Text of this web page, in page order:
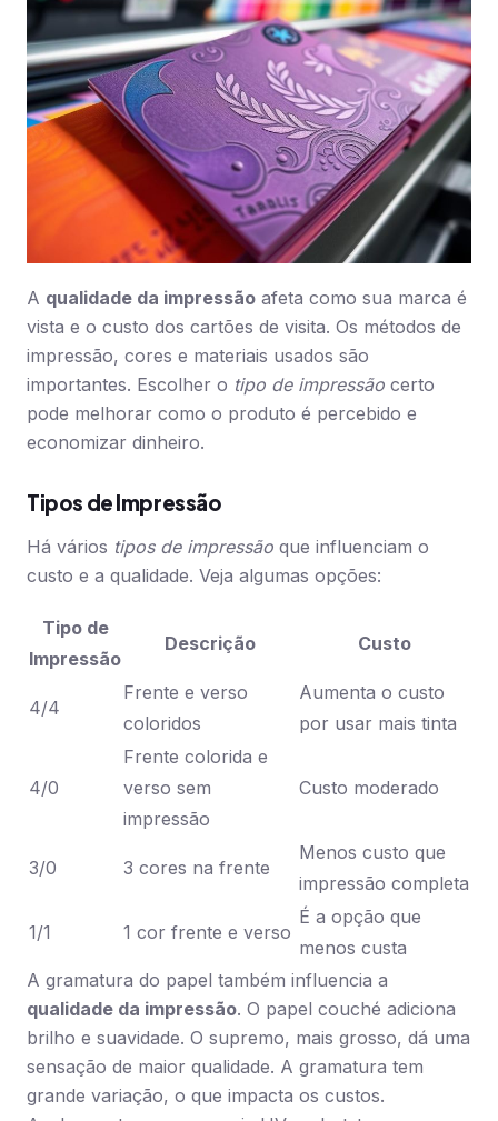
A qualidade da impressão afeta como sua marca é
vista e o custo dos cartões de visita. Os métodos de
impressão, cores e materiais usados são
importantes. Escolher o tipo de impressão certo
pode melhorar como o produto é percebido e
economizar dinheiro.
Tipos de Impressão
Há vários tipos de impressão que influenciam o
custo e a qualidade. Veja algumas opções:
Tipo de
Impressão
Descrição Custo
4/4
Frente e verso
coloridos
Aumenta o custo
por usar mais tinta
4/0
Frente colorida e
verso sem
impressão
Custo moderado
3/0 3 cores na frente
Menos custo que
impressão completa
1/1 1 cor frente e verso
É a opção que
menos custa
A gramatura do papel também influencia a
qualidade da impressão. O papel couché adiciona
brilho e suavidade. O supremo, mais grosso, dá uma
sensação de maior qualidade. A gramatura tem
grande variação, o que impacta os custos.